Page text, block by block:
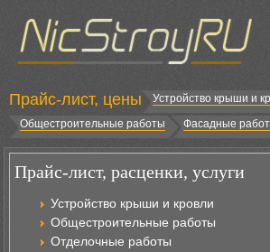
Прайс-лист, цены Устройство крыши и
Общестроительные работы
Фасадные
Прайс-лист, расценки, услуги
Устройство крыши и кровли
Общестроительные работы
Отделочные работы